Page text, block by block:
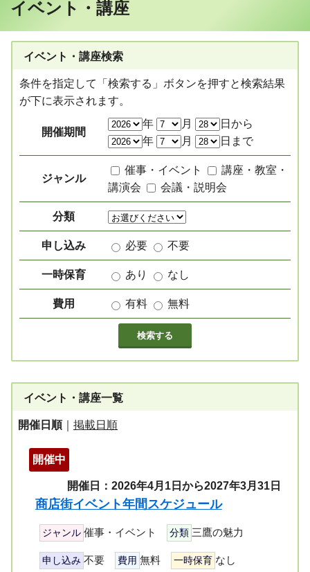
イベント・講座
イベント・講座検索
条件を指定して「検索する」ボタンを押すと検索結果
が下に表示されます。
開催期間
年 月
日から
年
月 日まで
ジャンル
催事・イベント
講座・教室・
講演会
会議・説明会
分類
申し込み 必要 不要
一時保育 あり なし
費用 有料 無料
イベント・講座一覧
開催日順｜ 掲載日順
開催中
開催日：2026年4月1日から2027年3月31日
商店街イベント年間スケジュール
ジャンル 催事・イベント 分類 三鷹の魅力
申し込み 不要 費用 無料 一時保育 なし